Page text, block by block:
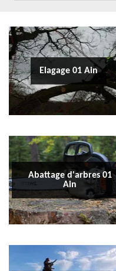
Elagage 01 Ain
Abattage d'arbres 01
Ain